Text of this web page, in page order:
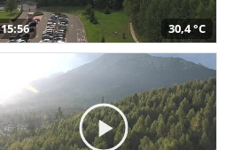
15:56 30,4 °C